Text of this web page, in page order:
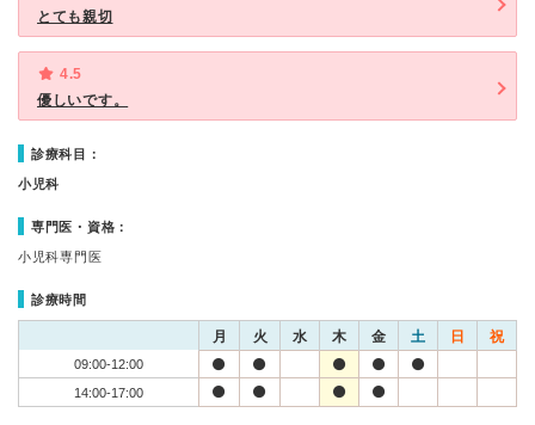
とても親切
4.5
優しいです。
診療科目：
小児科
専門医・資格：
小児科専門医
診療時間
月 火 水 木 金 土 日 祝
09:00-12:00
14:00-17:00